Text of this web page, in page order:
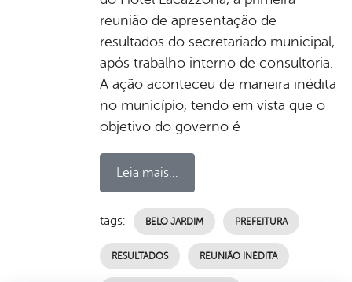
reunião de apresentação de
resultados do secretariado municipal,
após trabalho interno de consultoria.
A ação aconteceu de maneira inédita
no município, tendo em vista que o
objetivo do governo é
Leia mais...
tags: BELO JARDIM PREFEITURA
RESULTADOS REUNIÃO INÉDITA